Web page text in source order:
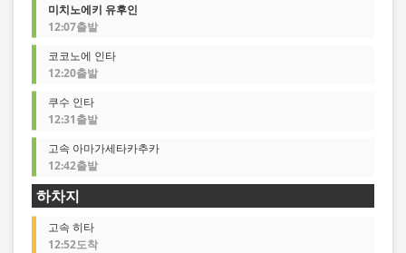
미치노에키 유후인
12:07출발
코코노에 인타
12:20출발
쿠수 인타
12:31출발
고속 아마가세타카추카
12:42출발
하차지
고속 히타
12:52도착